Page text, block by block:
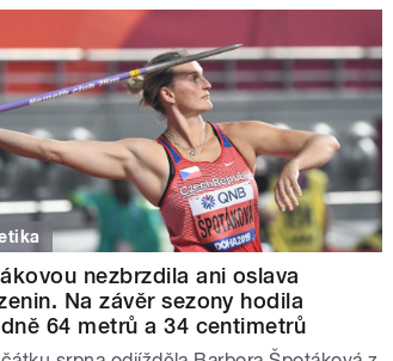
nezbrzdila ani oslava
Na závěr sezony hodila
64 metrů a 34 centimetrů